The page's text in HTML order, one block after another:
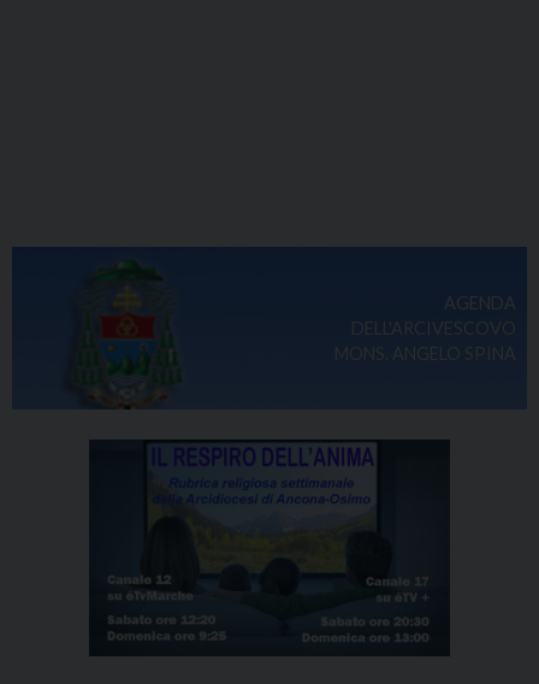
AGENDA
DELL'ARCIVESCOVO
MONS. ANGELO SPINA